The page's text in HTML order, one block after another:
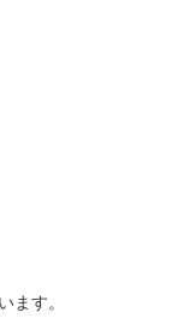
ます。